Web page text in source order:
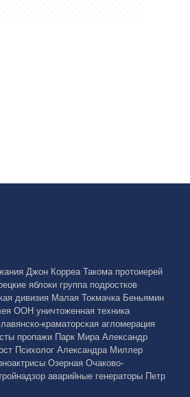
Джон Корреа Такома протоиерей
яблоки группа подростков
дивизия Малая Токмачка Беньямин
ООН уничтоженная техника
краматорская агломерация
пропажи Парк Мира Александр
Психолог Александра Миллер
Озерная Очаково-
аварийные генераторы Петр